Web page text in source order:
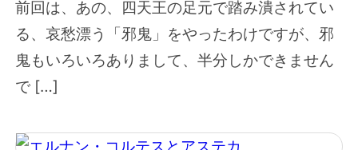
前回は、あの、四天王の足元で踏み潰されてい
る、哀愁漂う「邪鬼」をやったわけですが、邪
鬼もいろいろありまして、半分しかできません
で […]